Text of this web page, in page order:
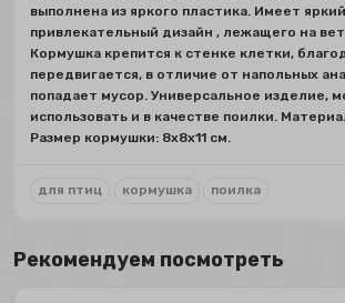
выполнена из яркого пластика. Имеет
привлекательный дизайн , лежащего на
Кормушка крепится к стенке клетки,
передвигается, в отличие от напольных
попадает мусор. Универсальное изделие,
использовать и в качестве поилки.
Размер кормушки: 8х8х11 см.
для птиц кормушка поилка
Рекомендуем посмотреть